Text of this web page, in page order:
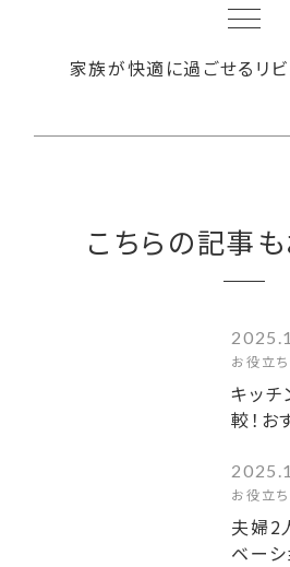
家族が快適に過ごせるリビ
こちらの記事
お役立
キッチ
較！お
お役立
夫婦2
ベーシ